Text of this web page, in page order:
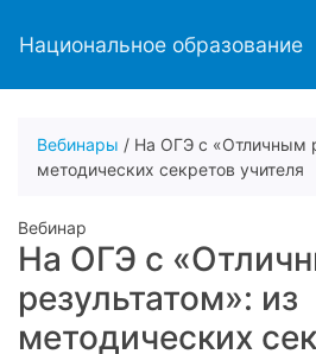
Национальное образование
Вебинары / На ОГЭ с «Отличным
методических секретов учителя
Вебинар
На ОГЭ с
результатом»: из
методических